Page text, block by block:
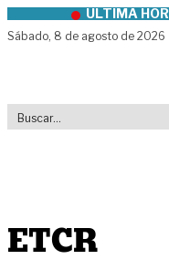
Skip to content
ÚLTIMA
Sábado, 8 de agosto de 2026
ETCR